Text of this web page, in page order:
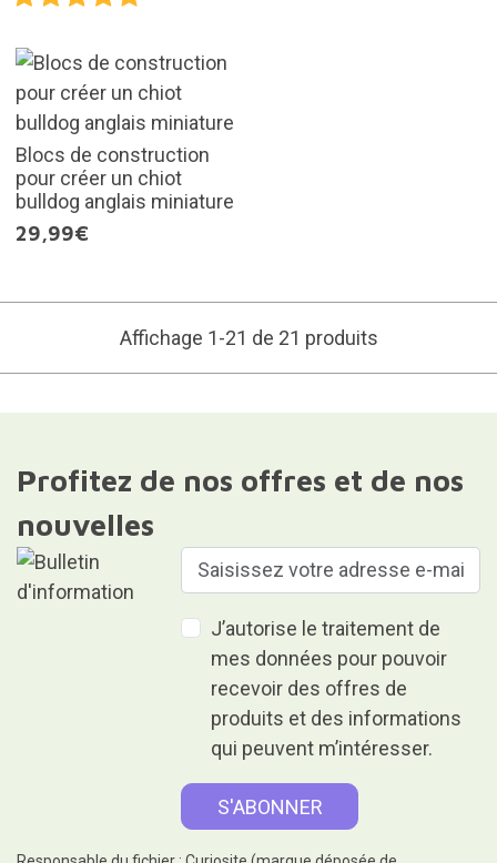
Blocs de construction
pour créer un chiot
bulldog anglais miniature
29,99€
Affichage 1-21 de 21 produits
Profitez de nos offres et de nos
nouvelles
J’autorise le traitement de
mes données pour pouvoir
recevoir des offres de
produits et des informations
qui peuvent m’intéresser.